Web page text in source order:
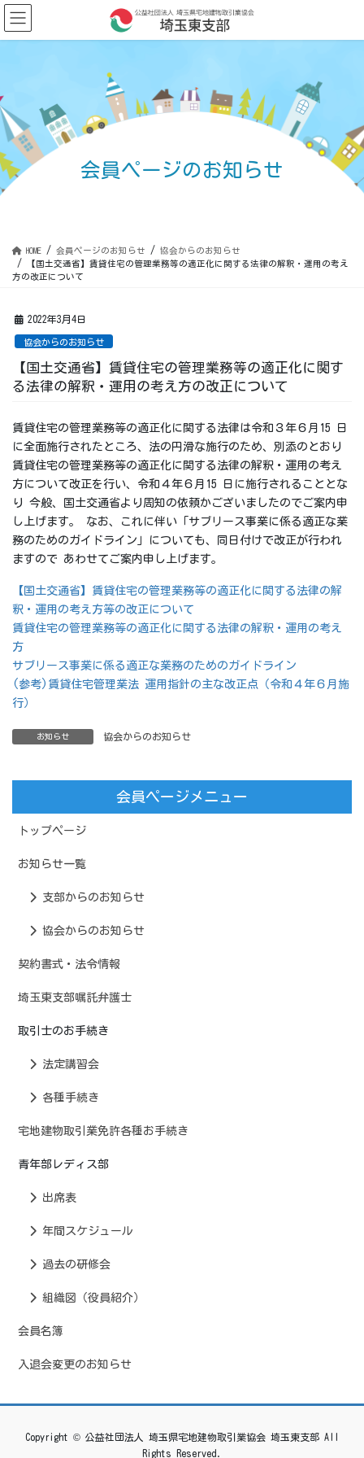
コ
ン
テ
に
移
動
ナ
ビ
ゲ
ョ
ン
に
移
動
会員ページのお知らせ
HOME 会員ページのお知らせ
協会からのお知らせ
【国土交通省】賃貸住宅の管理業務等の適正化に関する法律の解釈・運用の考え
方の改正について
2022年3月4日
協会からのお知らせ
【国土交通省】賃貸住宅の管理業務等の適正化に関す
る法律の解釈・運用の考え方の改正について
賃貸住宅の管理業務等の適正化に関する法律は令和３年６月15 日
に全面施行されたところ、法の円滑な施行のため、別添のとおり
賃貸住宅の管理業務等の適正化に関する法律の解釈・運用の考え
方について改正を行い、令和４年６月15 日に施行されることとな
り 今般、国土交通省より周知の依頼かございましたのでご案内申
し上げます。 なお、これに伴い「サブリース事業に係る適正な業
務のためのガイドライン」についても、同日付けで改正が行われ
ますので あわせてご案内申し上げます。
【国土交通省】賃貸住宅の管理業務等の適正化に関する法律の解
釈・運用の考え方等の改正について
賃貸住宅の管理業務等の適正化に関する法律の解釈・運用の考え
方
サブリース事業に係る適正な業務のためのガイドライン
(参考)賃貸住宅管理業法 運用指針の主な改正点（令和４年６月施
行）
お知らせ 協会からのお知らせ
会員ページメニュー
トップページ
お知らせ一覧
支部からのお知らせ
協会からのお知らせ
契約書式・法令情報
埼玉東支部嘱託弁護士
取引士のお手続き
法定講習会
各種手続き
宅地建物取引業免許各種お手続き
青年部レディス部
出席表
年間スケジュール
過去の研修会
組織図（役員紹介）
会員名簿
入退会変更のお知らせ
Copyright © 公益社団法人 埼玉県宅地建物取引業協会 埼玉東支部 All
Rights Reserved.